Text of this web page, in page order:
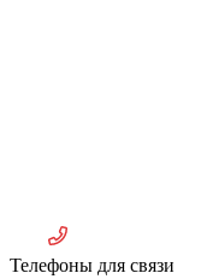
Телефоны для связи